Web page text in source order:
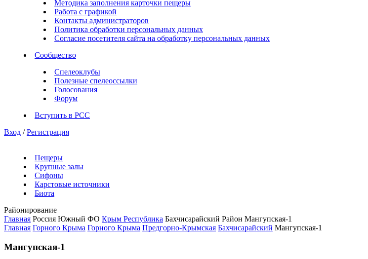
Методика заполнения карточки пещеры
Работа с графикой
Контакты администраторов
Политика обработки персональных данных
Согласие посетителя сайта на обработку персональных данных
Сообщество
Спелеоклубы
Полезные спелеоссылки
Голосования
Форум
Вступить в РСС
Вход / Регистрация
Пещеры
Крупные залы
Сифоны
Карстовые источники
Биота
Районирование
Главная Россия Южный ФО Крым Республика Бахчисарайский Район Мангупская-1
Главная Горного Крыма Горного Крыма Предгорно-Крымская Бахчисарайский Мангупская-1
Мангупская-1